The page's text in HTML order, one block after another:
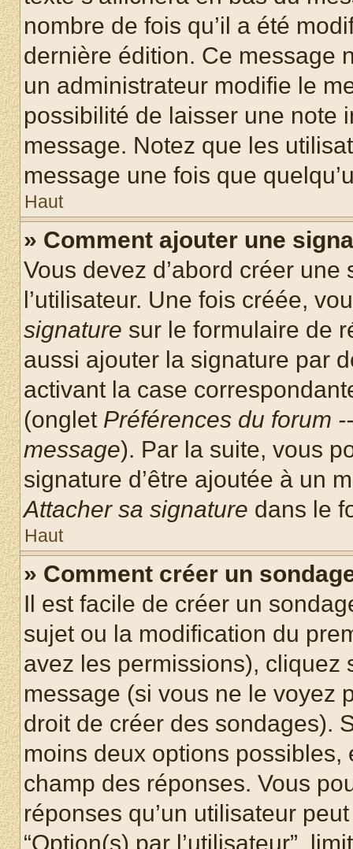
nombre de fois qu’il a été
dernière édition. Ce message
un administrateur modifie le
possibilité de laisser une note
message. Notez que les
message une fois que
Haut
» Comment ajouter une
Vous devez d’abord créer
l’utilisateur. Une fois créée,
signature sur le formulaire de
aussi ajouter la signature par
activant la case
(onglet Préférences du forum
message). Par la suite, vous
signature d’être ajoutée à un
Attacher sa signature dans le
Haut
» Comment créer un
Il est facile de créer un
sujet ou la modification du
avez les permissions), cliquez
message (si vous ne le voyez
droit de créer des sondages).
moins deux options
champ des réponses. Vous
réponses qu’un utilisateur
“Option(s) par l’utilisateur”,